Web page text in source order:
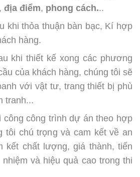
, địa điểm, phong cách...
khi thỏa thuận bàn bạc, Kí hợp
hàng.
khi thiết kế xong các phương
của khách hàng, chúng tôi sẽ
với vật tư, trang thiết bị phù
tranh...
công công trình dự án theo hợp
tôi chú trọng và cam kết về an
kết chất lượng, giá thành, tiến
và hiệu quả cao trong thi